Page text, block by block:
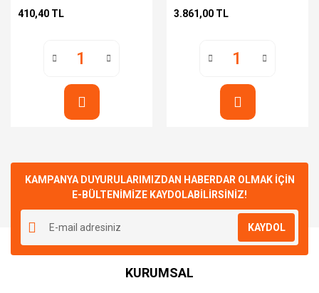
410,40 TL 3.861,00 TL
KAMPANYA DUYURULARIMIZDAN HABERDAR OLMAK İÇİN
E-BÜLTENİMİZE KAYDOLABİLİRSİNİZ!
KAYDOL
KURUMSAL